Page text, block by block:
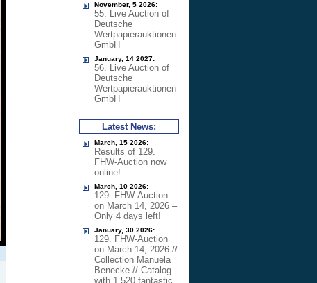
November, 5 2026:
55. Live Auction of
Deutsche
Wertpapierauktionen
GmbH
January, 14 2027:
56. Live Auction of
Deutsche
Wertpapierauktionen
GmbH
Latest News:
March, 15 2026:
Results of 129.
FHW-Auction now
online!
March, 10 2026:
129. FHW-Auction
on March 14, 2026 –
Only 4 days left!
January, 30 2026:
129. FHW-Auction
on March 14, 2026 //
Collection Manuela
Benecke // Catalog
with 1,520 fantastic